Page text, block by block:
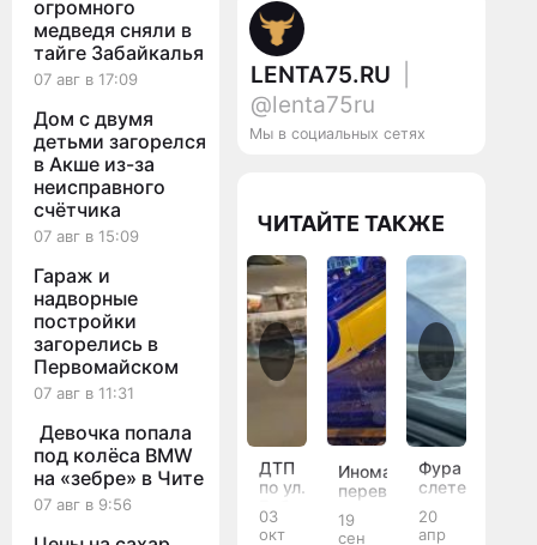
огромного
медведя сняли в
тайге Забайкалья
07 авг в 17:09
Дом с двумя
детьми загорелся
в Акше из-за
неисправного
счётчика
07 авг в 15:09
Гараж и
надворные
постройки
загорелись в
Первомайском
07 авг в 11:31
Девочка попала
под колёса BMW
на «зебре» в Чите
07 авг в 9:56
LENTA75.RU
@lenta75ru
Мы в социальных сетях
ЧИТАЙТЕ ТАКЖЕ
ДТП
по ул.
Бабушкина
-
03
окт
Иномарка
перевернулась
на
крышу
19
сен
Фура
слетела
в
кювет
20
апр